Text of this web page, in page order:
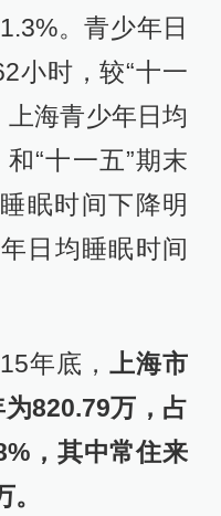
。青少年日
小时，较“十一
上海青少年日均
“十一五”期末
眠时间下降明
日均睡眠时间
年底，上海市
820.79万，占
，其中常住来